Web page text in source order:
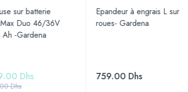
sur batterie
Duo 46/36V
-Gardena
Dhs
Dhs
Epandeur à engrais L sur
roues- Gardena
759.00 Dhs